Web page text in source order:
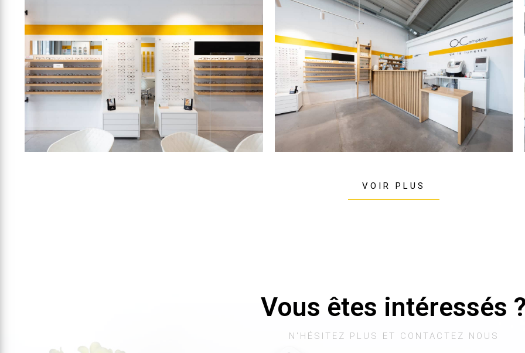
VOIR PLUS
Vous êtes intéressés
N'HÉSITEZ PLUS ET CONTACTEZ NOUS